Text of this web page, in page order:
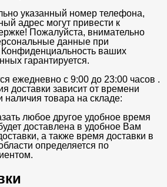
указанный номер телефона,
адрес могут привести к
Пожалуйста, внимательно
данные при
ваших
гарантируется.
ежедневно с 9:00 до 23:00 часов .
доставки зависит от времени
наличия товара на складе:
любое другое удобное время
доставлена в удобное Вам
а также время доставки в
определяется по